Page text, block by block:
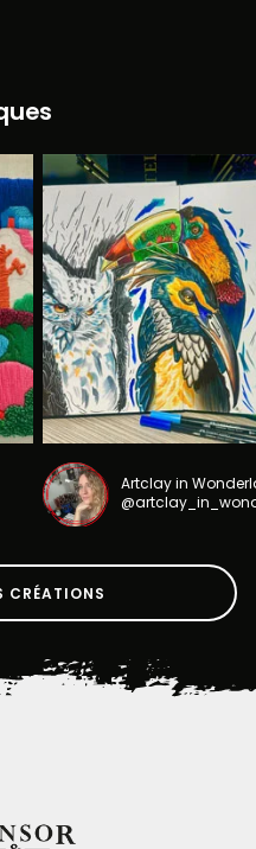
Artclay in
CRÉATIONS